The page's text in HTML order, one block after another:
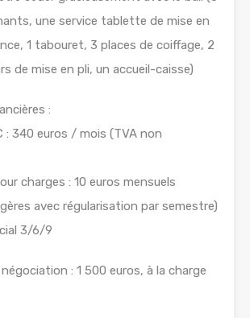
une service tablette de mise en
1 tabouret, 3 places de coiffage, 2
de mise en pli, un accueil-caisse)
:
: 340 euros / mois (TVA non
charges : 10 euros mensuels
avec régularisation par semestre)
3/6/9
: 1 500 euros, à la charge